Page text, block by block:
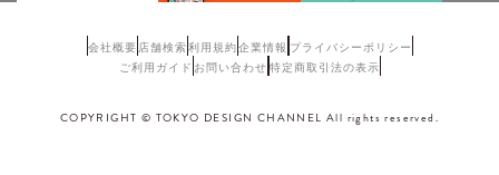
会社概要 店舗検索利用規約企業情報 プライバシーポリシー
ご利用ガイド お問い合わせ 特定商取引法の表示
COPYRIGHT © TOKYO DESIGN CHANNEL All rights reserved.